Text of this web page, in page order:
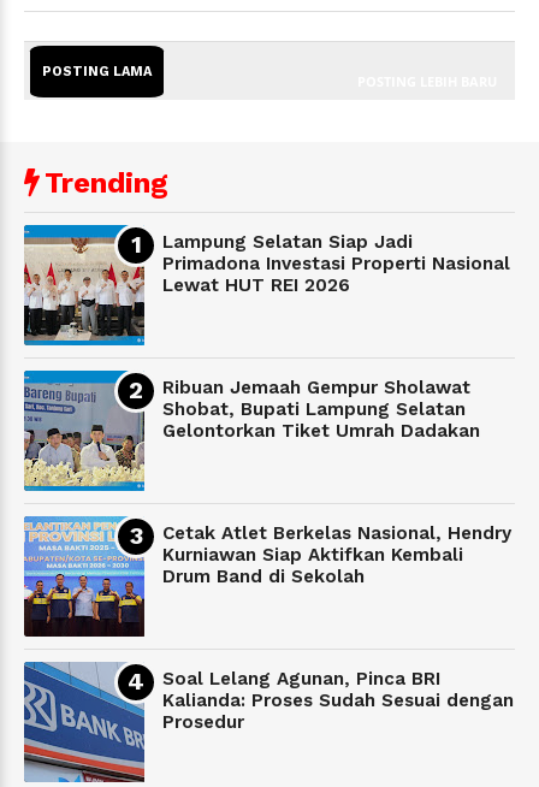
POSTING LAMA
Trending
Lampung Selatan Siap Jadi
Primadona Investasi Properti Nasional
Lewat HUT REI 2026
Ribuan Jemaah Gempur Sholawat
Shobat, Bupati Lampung Selatan
Gelontorkan Tiket Umrah Dadakan
Cetak Atlet Berkelas Nasional, Hendry
Kurniawan Siap Aktifkan Kembali
Drum Band di Sekolah
Soal Lelang Agunan, Pinca BRI
Kalianda: Proses Sudah Sesuai dengan
Prosedur